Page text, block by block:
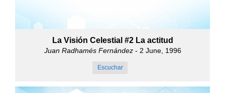
La Visión Celestial #2 La actitud
Juan Radhamés Fernández- 2 June, 1996
Escuchar